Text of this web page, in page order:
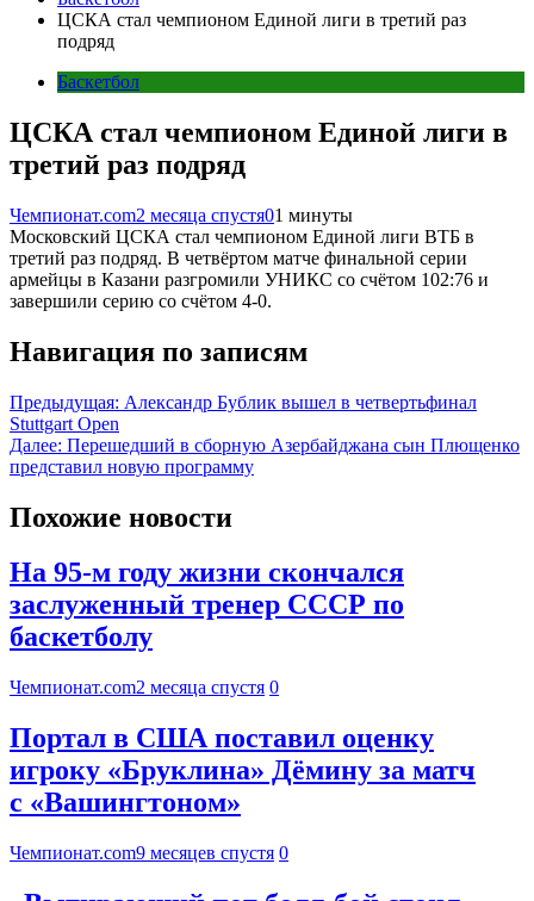
ЦСКА стал чемпионом Единой лиги в третий раз
подряд
Баскетбол
ЦСКА стал чемпионом Единой лиги в
третий раз подряд
Чемпионат.com2 месяца спустя01 минуты
Московский ЦСКА стал чемпионом Единой лиги ВТБ в
третий раз подряд. В четвёртом матче финальной серии
армейцы в Казани разгромили УНИКС со счётом 102:76 и
завершили серию со счётом 4-0.
Навигация по записям
Предыдущая: Александр Бублик вышел в четвертьфинал
Stuttgart Open
Далее: Перешедший в сборную Азербайджана сын Плющенко
представил новую программу
Похожие новости
На 95-м году жизни скончался
заслуженный тренер СССР по
баскетболу
Чемпионат.com2 месяца спустя 0
Портал в США поставил оценку
игроку «Бруклина» Дёмину за матч
с «Вашингтоном»
Чемпионат.com9 месяцев спустя 0